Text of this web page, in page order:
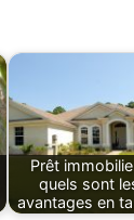
Prêt
quels sont
avantages en